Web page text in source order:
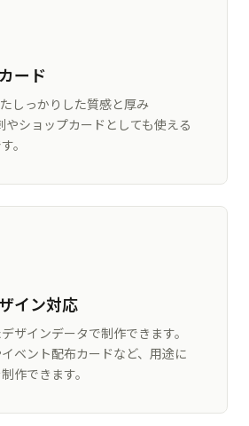
ード
しっかりした質感と厚み
やショップカードとしても使える
。
イン対応
ザインデータで制作できます。
ベント配布カードなど、用途に
作できます。